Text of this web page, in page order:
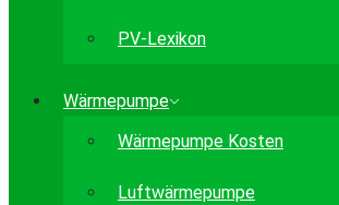
PV-Lexikon
Wärmepumpe
Wärmepumpe Kosten
Luftwärmepumpe